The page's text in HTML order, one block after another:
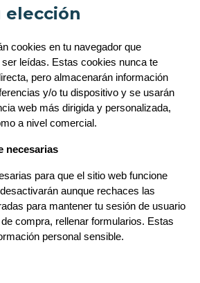
elección
cookies en tu navegador que
leídas. Estas cookies nunca te
pero almacenarán información
y/o tu dispositivo y se usarán
web más dirigida y personalizada,
a nivel comercial.
necesarias
para que el sitio web funcione
aunque rechaces las
para mantener tu sesión de usuario
compra, rellenar formularios. Estas
personal sensible.